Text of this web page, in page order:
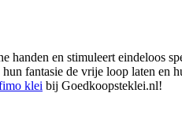
en stimuleert eindeloos
fantasie de vrije loop laten en
klei bij Goedkoopsteklei.nl!